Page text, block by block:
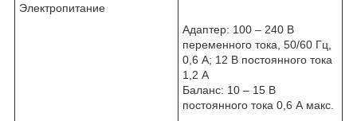
Электропитание
Адаптер: 100 – 240 В
переменного тока, 50/60 Гц,
0,6 А; 12 В постоянного тока
1,2 А
Баланс: 10 – 15 В
постоянного тока 0,6 А макс.